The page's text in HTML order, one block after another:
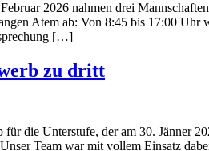
2026 nahmen drei
Atem ab: Von 8:45 bis 17:00
[…]
zu dritt
die Unterstufe, der am 30. Jänner
Team war mit vollem Einsatz